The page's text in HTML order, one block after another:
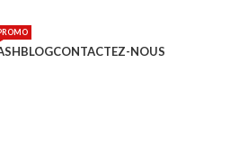
BLOGCONTACTEZ-NOUS